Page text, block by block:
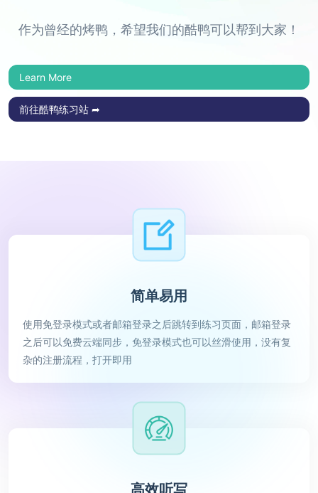
作为曾经的烤鸭，希望我们的酷鸭可以帮到大家！
Learn More
前往酷鸭练习站 ➦
简单易用
使用免登录模式或者邮箱登录之后跳转到练习页面，邮箱登录
之后可以免费云端同步，免登录模式也可以丝滑使用，没有复
杂的注册流程，打开即用
高效听写